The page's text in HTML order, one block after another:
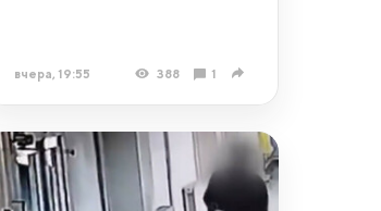
вчера, 19:55 388 1